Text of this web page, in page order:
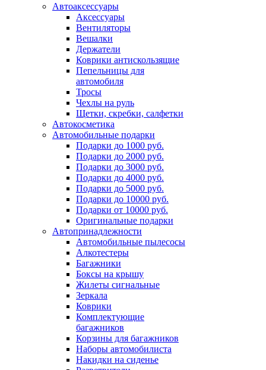
Автоаксессуары
Аксессуары
Вентиляторы
Вешалки
Держатели
Коврики антискользящие
Пепельницы для
автомобиля
Тросы
Чехлы на руль
Щетки, скребки, салфетки
Автокосметика
Автомобильные подарки
Подарки до 1000 руб.
Подарки до 2000 руб.
Подарки до 3000 руб.
Подарки до 4000 руб.
Подарки до 5000 руб.
Подарки до 10000 руб.
Подарки от 10000 руб.
Оригинальные подарки
Автопринадлежности
Автомобильные пылесосы
Алкотестеры
Багажники
Боксы на крышу
Жилеты сигнальные
Зеркала
Коврики
Комплектующие
багажников
Корзины для багажников
Наборы автомобилиста
Накидки на сиденье